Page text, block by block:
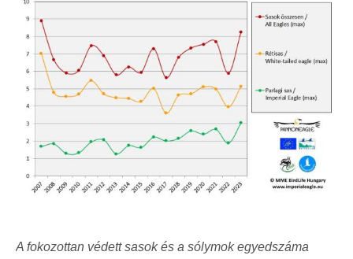
A fokozottan védett sasok és a sólymok egyedszáma